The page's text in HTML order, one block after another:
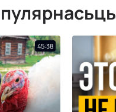
45:38